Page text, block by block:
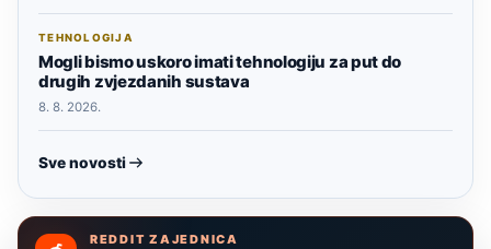
TEHNOLOGIJA
Mogli bismo uskoro imati tehnologiju za put do
drugih zvjezdanih sustava
8. 8. 2026.
Sve novosti
REDDIT ZAJEDNICA